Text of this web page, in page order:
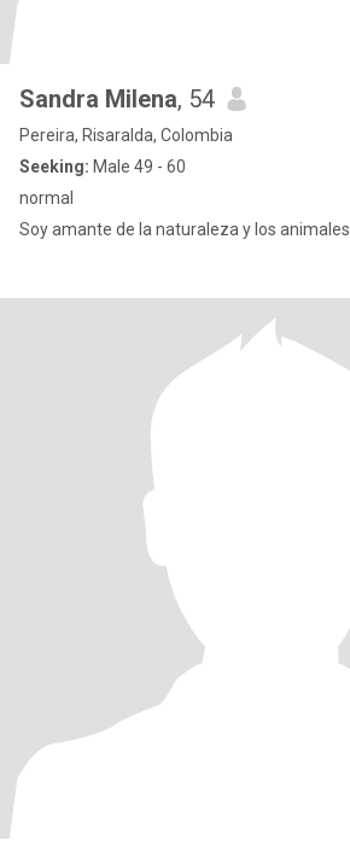
Sandra Milena, 54
Pereira, Risaralda, Colombia
Seeking: Male 49 - 60
normal
Soy amante de la naturaleza y los animales